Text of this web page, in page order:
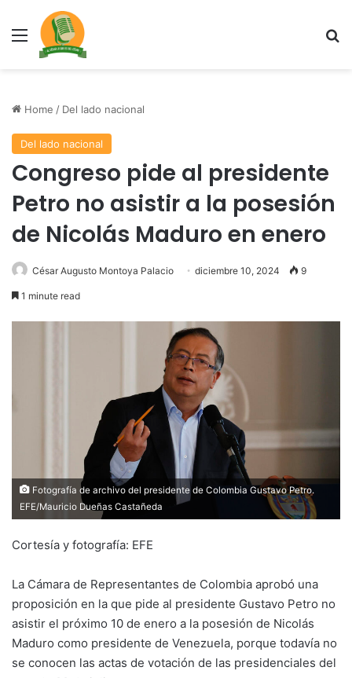
Menu
Home / Del lado nacional
Del lado nacional
Congreso pide al presidente
Petro no asistir a la posesión
de Nicolás Maduro en enero
César Augusto Montoya Palacio diciembre 10, 2024 9
1 minute read
Fotografía de archivo del presidente de Colombia Gustavo Petro.
EFE/Mauricio Dueñas Castañeda
Cortesía y fotografía: EFE
La Cámara de Representantes de Colombia aprobó una
proposición en la que pide al presidente Gustavo Petro no
asistir el próximo 10 de enero a la posesión de Nicolás
Maduro como presidente de Venezuela, porque todavía no
se conocen las actas de votación de las presidenciales del